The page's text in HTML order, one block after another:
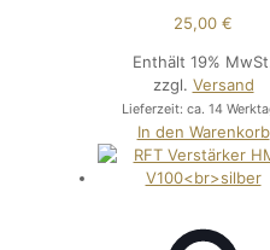
25,00€
Enthält 19%
zzgl. Versand
Lieferzeit: ca. 14
In den Warenkorb